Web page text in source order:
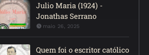
Julio Maria (1924) -
Jonathas Serrano
maio 26, 2025
Quem foi o escritor católico